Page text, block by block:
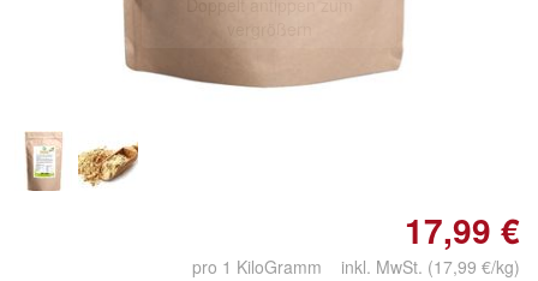
17,99 €
pro 1 KiloGramm inkl. MwSt. (17,99 €/kg)